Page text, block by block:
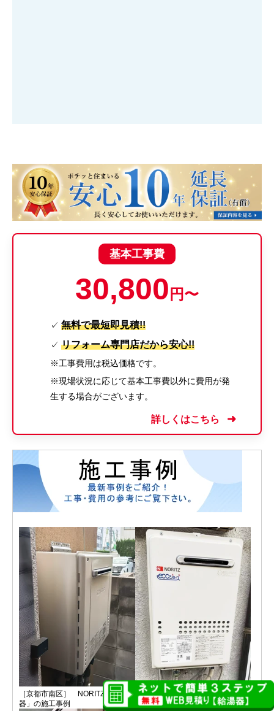
基本工事費
30,800 円〜
✓ 無料で最短即見積!!
✓ リフォーム専門店だから安心!!
※工事費用は税込価格です。
※現場状況に応じて基本工事費以外に費用が発
生する場合がございます。
詳しくはこちら
［京都市南区］ NORITZ 「給湯
器」の施工事例
［守口市］ノーリツ 給湯専用給
湯器の施工事例